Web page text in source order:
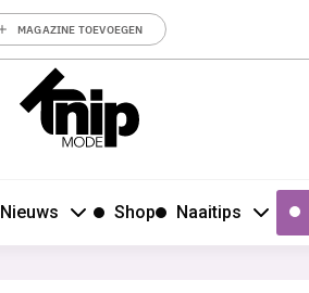
MAGAZINE TOEVOEGEN
Nieuws Shop Naaitips